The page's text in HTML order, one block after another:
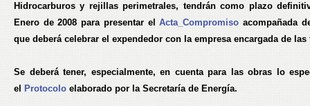
Hidrocarburos y rejillas perimetrales, tendrán como plazo
Enero de 2008 para presentar elActa_Compromiso acompañada
que deberá celebrar el expendedor con la empresa encargada de las
Se deberá tener, especialmente, en cuenta para las obras lo
el
Protocolo elaborado por la Secretaría de Energía.